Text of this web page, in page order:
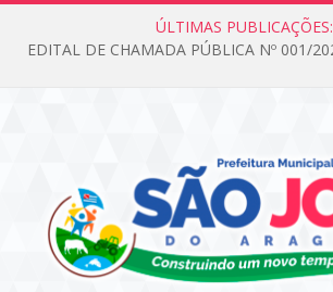
ÚLTIMAS PUBLICAÇÕES: